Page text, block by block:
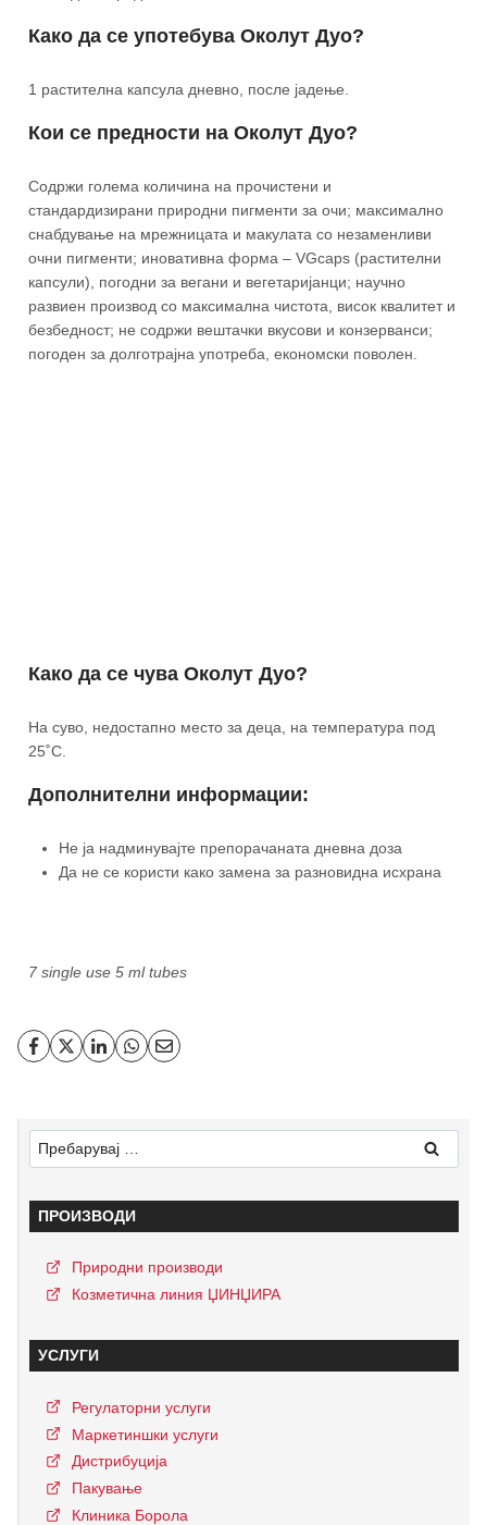
Како да се употебува Околут Дуо?
1 растителна капсула дневно, после јадење.
Кои се предности на Околут Дуо?
Содржи голема количина на прочистени и
стандардизирани природни пигменти за очи; максимално
снабдување на мрежницата и макулата со незаменливи
очни пигменти; иновативна форма – VGcaps (растителни
капсули), погодни за вегани и вегетаријанци; научно
развиен производ со максимална чистота, висок квалитет и
безбедност; не содржи вештачки вкусови и конзерванси;
погоден за долготрајна употреба, економски поволен.
Како да се чува Околут Дуо?
На суво, недостапно место за деца, на температура под
25˚С.
Дополнителни информации:
Не ја надминувајте препорачаната дневна доза
Да не се користи како замена за разновидна исхрана
7 single use 5 ml tubes
ПРОИЗВОДИ
Природни производи
Козметична линия ЏИНЏИРА
УСЛУГИ
Регулаторни услуги
Маркетиншки услуги
Дистрибуција
Пакување
Клиника Борола